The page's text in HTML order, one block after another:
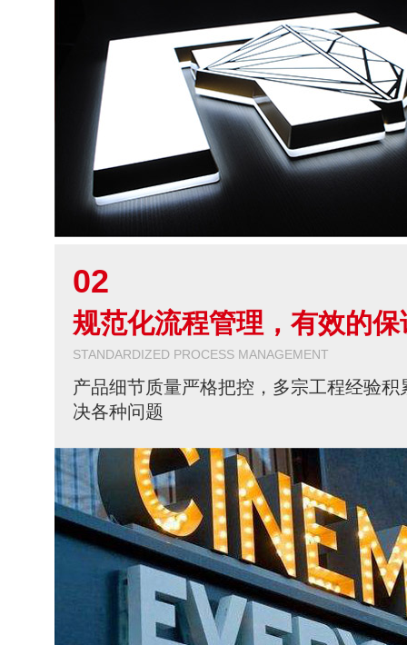
02
规范化流程管理，有效的保
STANDARDIZED PROCESS MANAGEMENT
产品细节质量严格把控，多宗工程经验积
决各种问题